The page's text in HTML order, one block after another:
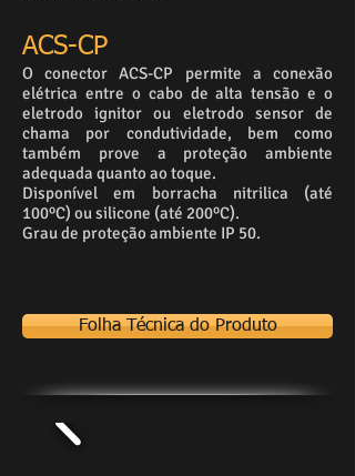
ACS-CP
O conector ACS-CP permite a conexão
elétrica entre o cabo de alta tensão e o
eletrodo ignitor ou eletrodo sensor de
chama por condutividade, bem como
também prove a proteção ambiente
adequada quanto ao toque.
Disponível em borracha nitrilica (até
100ºC) ou silicone (até 200ºC).
Grau de proteção ambiente IP 50.
Folha Técnica do Produto